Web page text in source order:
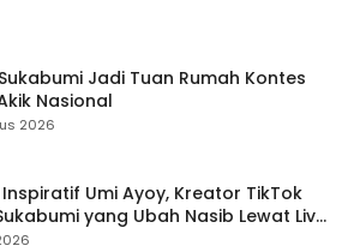
Jadi Tuan Rumah Kontes
Nasional
2026
Inspiratif Umi Ayoy, Kreator TikTok
yang Ubah Nasib Lewat Live